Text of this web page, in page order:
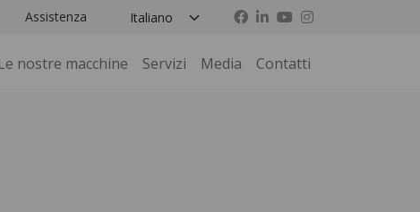
Assistenza
Le nostre macchine Servizi Media Contatti